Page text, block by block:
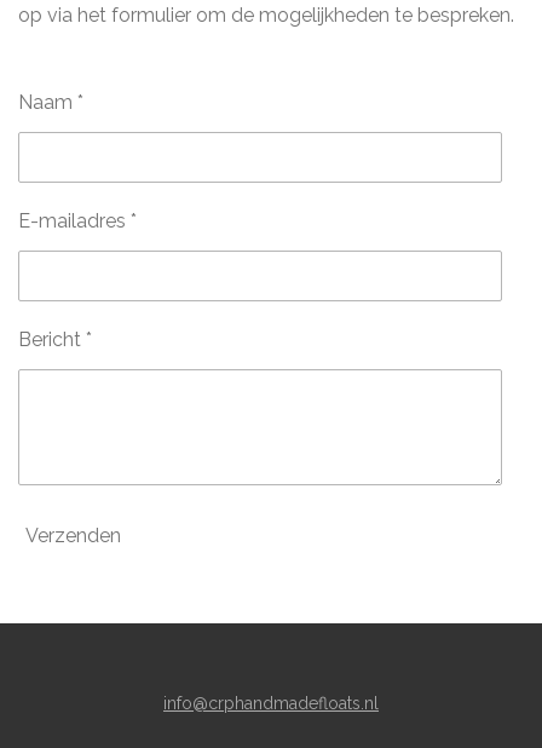
op via het formulier om de mogelijkheden te bespreken.
Naam *
E-mailadres *
Bericht *
Verzenden
info@crphandmadefloats.nl